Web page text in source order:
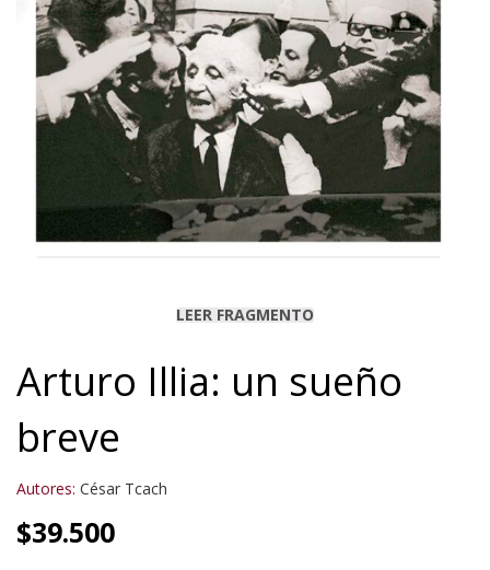
LEER FRAGMENTO
Arturo Illia: un sueño
breve
Autores: César Tcach
$39.500